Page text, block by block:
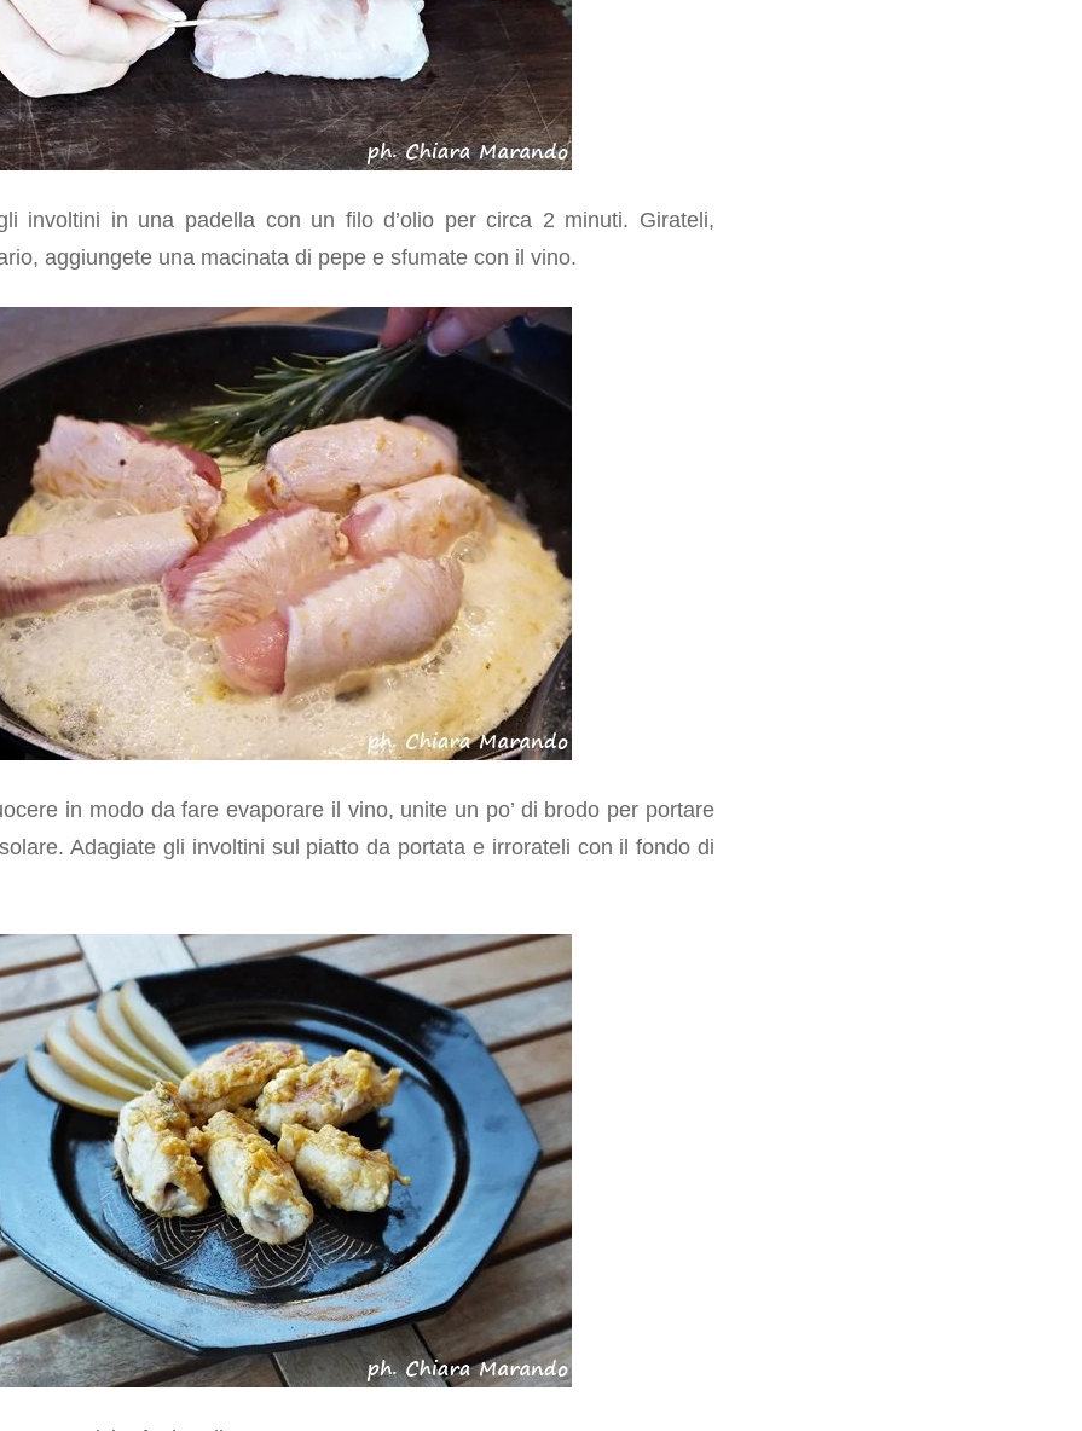
involtini in una padella con un filo d’olio per circa 2 minuti. Girateli,
aggiungete una macinata di pepe e sfumate con il vino.
in modo da fare evaporare il vino, unite un po’ di brodo per portare
Adagiate gli involtini sul piatto da portata e irrorateli con il fondo di